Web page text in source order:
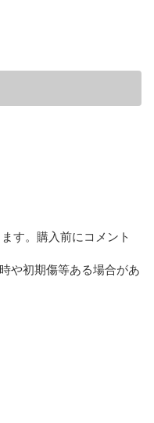
す。購入前にコメント
や初期傷等ある場合があ